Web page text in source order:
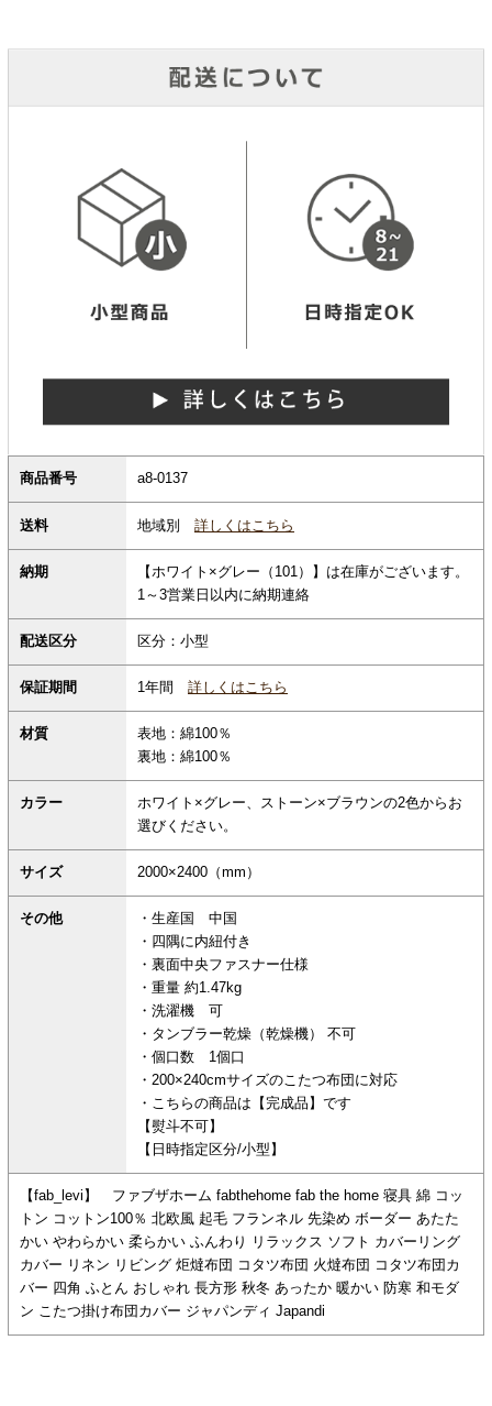
商品番号 a8-0137
送料 地域別 詳しくはこちら
納期
【ホワイト×グレー（101）】は在庫がございます。
1～3営業日以内に納期連絡
配送区分 区分：小型
保証期間 1年間 詳しくはこちら
材質
表地：綿100％
裏地：綿100％
カラー
ホワイト×グレー、ストーン×ブラウンの2色からお
選びください。
サイズ 2000×2400（mm）
その他
・生産国 中国
・四隅に内紐付き
・裏面中央ファスナー仕様
・重量 約1.47kg
・洗濯機 可
・タンブラー乾燥（乾燥機） 不可
・個口数 1個口
・200×240cmサイズのこたつ布団に対応
・こちらの商品は【完成品】です
【熨斗不可】
【日時指定区分/小型】
【fab_levi】 ファブザホーム fabthehome fab the home 寝具 綿 コッ
トン コットン100％ 北欧風 起毛 フランネル 先染め ボーダー あたた
かい やわらかい 柔らかい ふんわり リラックス ソフト カバーリング
カバー リネン リビング 炬燵布団 コタツ布団 火燵布団 コタツ布団カ
バー 四角 ふとん おしゃれ 長方形 秋冬 あったか 暖かい 防寒 和モダ
ン こたつ掛け布団カバー ジャパンディ Japandi